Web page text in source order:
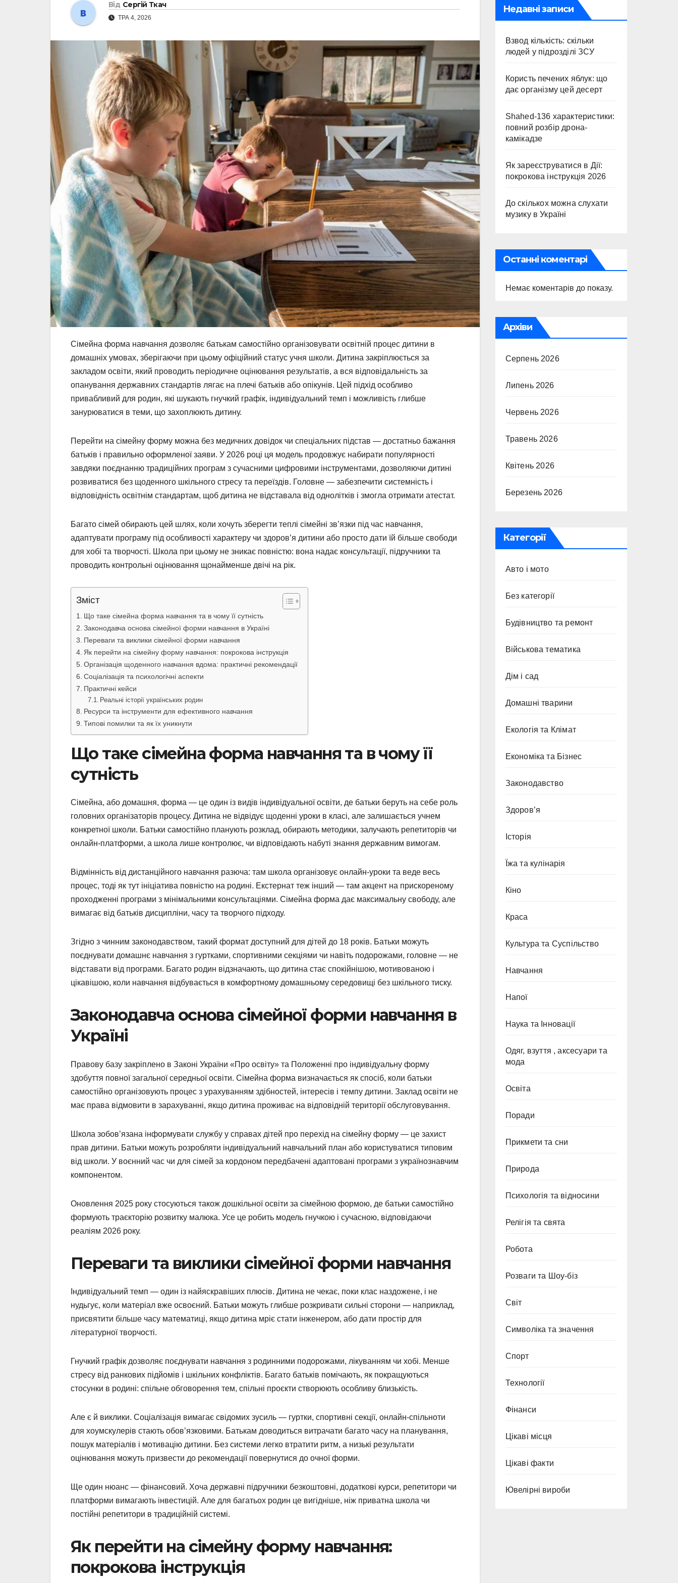
Від Сергій Ткач
ТРА 4, 2026
Сімейна форма навчання дозволяє батькам самостійно організовувати освітній процес дитини в
домашніх умовах, зберігаючи при цьому офіційний статус учня школи. Дитина закріплюється за
закладом освіти, який проводить періодичне оцінювання результатів, а вся відповідальність за
опанування державних стандартів лягає на плечі батьків або опікунів. Цей підхід особливо
привабливий для родин, які шукають гнучкий графік, індивідуальний темп і можливість глибше
занурюватися в теми, що захоплюють дитину.
Перейти на сімейну форму можна без медичних довідок чи спеціальних підстав — достатньо бажання
батьків і правильно оформленої заяви. У 2026 році ця модель продовжує набирати популярності
завдяки поєднанню традиційних програм з сучасними цифровими інструментами, дозволяючи дитині
розвиватися без щоденного шкільного стресу та переїздів. Головне — забезпечити системність і
відповідність освітнім стандартам, щоб дитина не відставала від однолітків і змогла отримати атестат.
Багато сімей обирають цей шлях, коли хочуть зберегти теплі сімейні зв’язки під час навчання,
адаптувати програму під особливості характеру чи здоров’я дитини або просто дати їй більше свободи
для хобі та творчості. Школа при цьому не зникає повністю: вона надає консультації, підручники та
проводить контрольні оцінювання щонайменше двічі на рік.
Зміст
Що таке сімейна форма навчання та в чому її сутність
Законодавча основа сімейної форми навчання в Україні
Переваги та виклики сімейної форми навчання
Як перейти на сімейну форму навчання: покрокова інструкція
Організація щоденного навчання вдома: практичні рекомендації
Соціалізація та психологічні аспекти
Практичні кейси
Реальні історії українських родин
Ресурси та інструменти для ефективного навчання
Типові помилки та як їх уникнути
Що таке сімейна форма навчання та в чому її
сутність
Сімейна, або домашня, форма — це один із видів індивідуальної освіти, де батьки беруть на себе роль
головних організаторів процесу. Дитина не відвідує щоденні уроки в класі, але залишається учнем
конкретної школи. Батьки самостійно планують розклад, обирають методики, залучають репетиторів чи
онлайн-платформи, а школа лише контролює, чи відповідають набуті знання державним вимогам.
Відмінність від дистанційного навчання разюча: там школа організовує онлайн-уроки та веде весь
процес, тоді як тут ініціатива повністю на родині. Екстернат теж інший — там акцент на прискореному
проходженні програми з мінімальними консультаціями. Сімейна форма дає максимальну свободу, але
вимагає від батьків дисципліни, часу та творчого підходу.
Згідно з чинним законодавством, такий формат доступний для дітей до 18 років. Батьки можуть
поєднувати домашнє навчання з гуртками, спортивними секціями чи навіть подорожами, головне — не
відставати від програми. Багато родин відзначають, що дитина стає спокійнішою, мотивованою і
цікавішою, коли навчання відбувається в комфортному домашньому середовищі без шкільного тиску.
Законодавча основа сімейної форми навчання в
Україні
Правову базу закріплено в Законі України «Про освіту» та Положенні про індивідуальну форму
здобуття повної загальної середньої освіти. Сімейна форма визначається як спосіб, коли батьки
самостійно організовують процес з урахуванням здібностей, інтересів і темпу дитини. Заклад освіти не
має права відмовити в зарахуванні, якщо дитина проживає на відповідній території обслуговування.
Школа зобов’язана інформувати службу у справах дітей про перехід на сімейну форму — це захист
прав дитини. Батьки можуть розробляти індивідуальний навчальний план або користуватися типовим
від школи. У воєнний час чи для сімей за кордоном передбачені адаптовані програми з українознавчим
компонентом.
Оновлення 2025 року стосуються також дошкільної освіти за сімейною формою, де батьки самостійно
формують траєкторію розвитку малюка. Усе це робить модель гнучкою і сучасною, відповідаючи
реаліям 2026 року.
Переваги та виклики сімейної форми навчання
Індивідуальний темп — один із найяскравіших плюсів. Дитина не чекає, поки клас наздожене, і не
нудьгує, коли матеріал вже освоєний. Батьки можуть глибше розкривати сильні сторони — наприклад,
присвятити більше часу математиці, якщо дитина мріє стати інженером, або дати простір для
літературної творчості.
Гнучкий графік дозволяє поєднувати навчання з родинними подорожами, лікуванням чи хобі. Менше
стресу від ранкових підйомів і шкільних конфліктів. Багато батьків помічають, як покращуються
стосунки в родині: спільне обговорення тем, спільні проєкти створюють особливу близькість.
Але є й виклики. Соціалізація вимагає свідомих зусиль — гуртки, спортивні секції, онлайн-спільноти
для хоумскулерів стають обов’язковими. Батькам доводиться витрачати багато часу на планування,
пошук матеріалів і мотивацію дитини. Без системи легко втратити ритм, а низькі результати
оцінювання можуть призвести до рекомендації повернутися до очної форми.
Ще один нюанс — фінансовий. Хоча державні підручники безкоштовні, додаткові курси, репетитори чи
платформи вимагають інвестицій. Але для багатьох родин це вигідніше, ніж приватна школа чи
постійні репетитори в традиційній системі.
Як перейти на сімейну форму навчання:
покрокова інструкція
Недавні записи
Взвод кількість: скільки
людей у підрозділі ЗСУ
Користь печених яблук: що
дає організму цей десерт
Shahed-136 характеристики:
повний розбір дрона-
камікадзе
Як зареєструватися в Дії:
покрокова інструкція 2026
До скількох можна слухати
музику в Україні
Останні коментарі
Немає коментарів до показу.
Архіви
Серпень 2026
Липень 2026
Червень 2026
Травень 2026
Квітень 2026
Березень 2026
Категорії
Авто і мото
Без категорії
Будівництво та ремонт
Військова тематика
Дім і сад
Домашні тварини
Екологія та Клімат
Економіка та Бізнес
Законодавство
Здоров’я
Історія
Їжа та кулінарія
Кіно
Краса
Культура та Суспільство
Навчання
Напої
Наука та Інновації
Одяг, взуття , аксесуари та
мода
Освіта
Поради
Прикмети та сни
Природа
Психологія та відносини
Релігія та свята
Робота
Розваги та Шоу-біз
Світ
Символіка та значення
Спорт
Технології
Фінанси
Цікаві місця
Цікаві факти
Ювелірні вироби